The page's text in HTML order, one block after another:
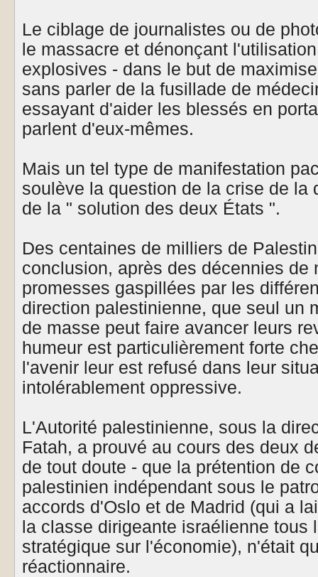
Le ciblage de journalistes ou de
le massacre et dénonçant
explosives - dans le but de
sans parler de la fusillade de
essayant d'aider les blessés en
parlent d'eux-mêmes.
Mais un tel type de manifestation
soulève la question de la crise de la
de la " solution des deux États ".
Des centaines de milliers de
conclusion, après des décennies de
promesses gaspillées par les
direction palestinienne, que seul un
de masse peut faire avancer leurs
humeur est particulièrement forte
l'avenir leur est refusé dans leur
intolérablement oppressive.
L'Autorité palestinienne, sous la
Fatah, a prouvé au cours des deux
de tout doute - que la prétention de
palestinien indépendant sous le
accords d'Oslo et de Madrid (qui a
la classe dirigeante israélienne tous
stratégique sur l'économie), n'était
réactionnaire.